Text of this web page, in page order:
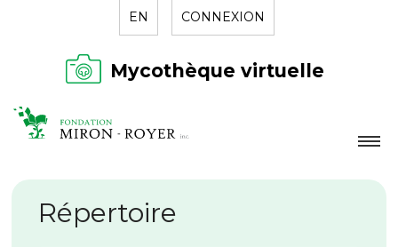
EN CONNEXION
Mycothèque virtuelle
LA FONDATION
NOUVELLES
Répertoire